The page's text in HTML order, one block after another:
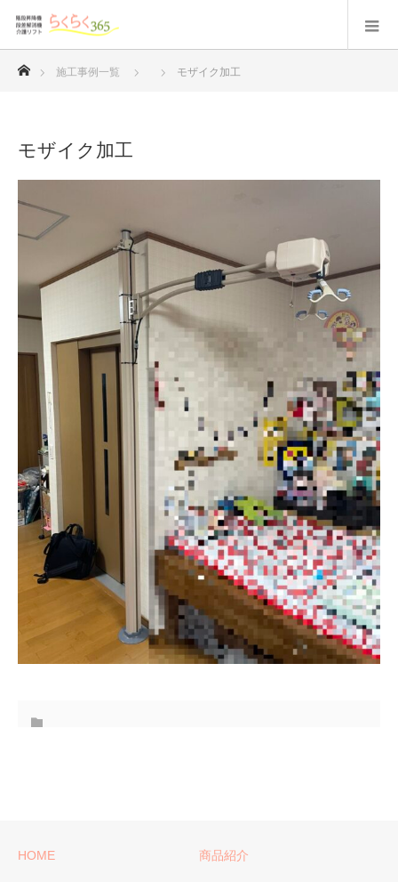
ホーム
施工事例一覧 モザイク加工
モザイク加工
HOME 商品紹介